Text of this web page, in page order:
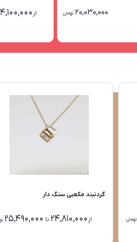
20,030,000 تومان از
تومان
گردنبند مکعبی سنگ دار
از 24,810,000 تا 25,490,000